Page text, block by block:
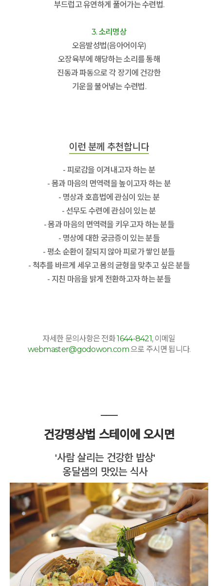
부드럽고 유연하게 풀어가는 수련법.
3. 소리명상
오음발성법(음아어이우)
오장육부에 해당하는 소리를 통해
진동과 파동으로 각 장기에 건강한
기운을 불어넣는 수련법.
이런 분께 추천합니다
- 피로감을 이겨내고자 하는 분
- 몸과 마음의 면역력을 높이고자 하는 분
- 명상과 호흡법에 관심이 있는 분
- 선무도 수련에 관심이 있는 분
- 몸과 마음의 면역력을 키우고자 하는 분들
- 명상에 대한 궁금증이 있는 분들
- 평소 순환이 잘되지 않아 피로가 쌓인 분들
- 척추를 바르게 세우고 몸의 균형을 맞추고 싶은 분들
- 지친 마음을 밝게 전환하고자 하는 분들
자세한 문의사항은 전화1644-8421, 이메일
webmaster@godowon.com으로 주시면 됩니다.
건강명상법 스테이에 오시면
'사람 살리는 건강한 밥상'
옹달샘의 맛있는 식사